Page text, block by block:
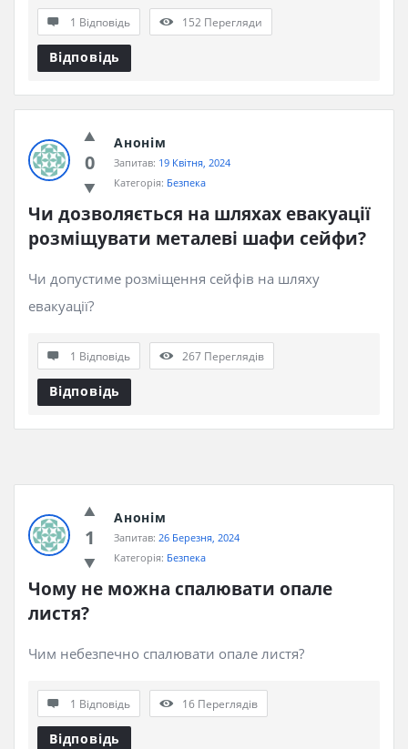
1 Відповідь 152 Перегляди
Відповідь
0
Анонім
Запитав: 19 Квітня, 2024
Категорія: Безпека
Чи дозволяється на шляхах евакуації
розміщувати металеві шафи сейфи?
Чи допустиме розміщення сейфів на шляху
евакуації?
1 Відповідь 267 Переглядів
Відповідь
1
Анонім
Запитав: 26 Березня, 2024
Категорія: Безпека
Чому не можна спалювати опале
листя?
Чим небезпечно спалювати опале листя?
1 Відповідь 16 Переглядів
Відповідь